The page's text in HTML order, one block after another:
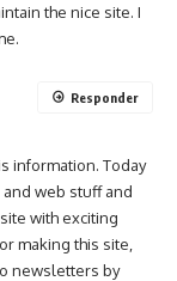
the nice site. I
information. Today
web stuff and
with exciting
making this site,
newsletters by
Responder